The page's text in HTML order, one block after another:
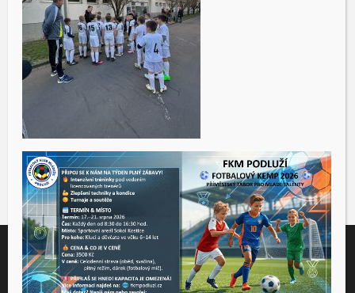
Tento web využívá soubory cookies ke správné funkčnosti a
analýze návštěvnosti. Souhlas k používání těchto dat nám
udělíte kliknutím na tlačítko "Přijmout".
Souhlas můžete odmítnoutzde